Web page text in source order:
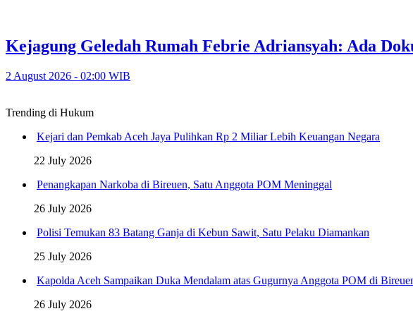
Kejagung Geledah Rumah Febrie Adriansyah: Ada
2 August 2026 - 02:00 WIB
Trending di Hukum
Kejari dan Pemkab Aceh Jaya Pulihkan Rp 2 Miliar Lebih Keuangan Negara
22 July 2026
Penangkapan Narkoba di Bireuen, Satu Anggota POM Meninggal
26 July 2026
Polisi Temukan 83 Batang Ganja di Kebun Sawit, Satu Pelaku Diamankan
25 July 2026
Kapolda Aceh Sampaikan Duka Mendalam atas Gugurnya Anggota POM di
26 July 2026